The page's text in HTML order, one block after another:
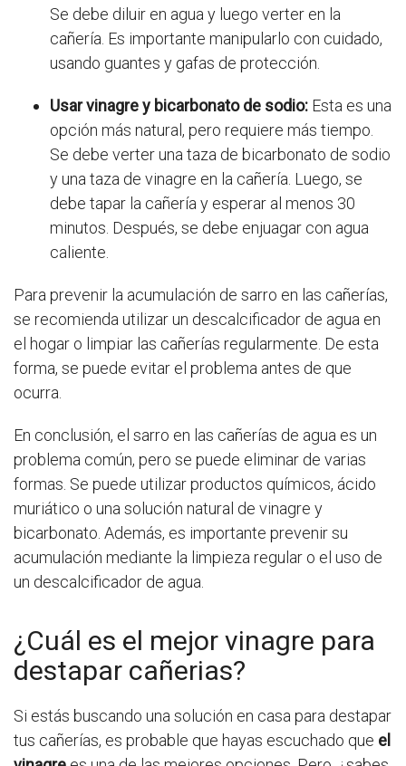
Se debe diluir en agua y luego verter en la
cañería. Es importante manipularlo con cuidado,
usando guantes y gafas de protección.
Usar vinagre y bicarbonato de sodio: Esta es una
opción más natural, pero requiere más tiempo.
Se debe verter una taza de bicarbonato de sodio
y una taza de vinagre en la cañería. Luego, se
debe tapar la cañería y esperar al menos 30
minutos. Después, se debe enjuagar con agua
caliente.
Para prevenir la acumulación de sarro en las cañerías,
se recomienda utilizar un descalcificador de agua en
el hogar o limpiar las cañerías regularmente. De esta
forma, se puede evitar el problema antes de que
ocurra.
En conclusión, el sarro en las cañerías de agua es un
problema común, pero se puede eliminar de varias
formas. Se puede utilizar productos químicos, ácido
muriático o una solución natural de vinagre y
bicarbonato. Además, es importante prevenir su
acumulación mediante la limpieza regular o el uso de
un descalcificador de agua.
¿Cuál es el mejor vinagre para
destapar cañerias?
Si estás buscando una solución en casa para destapar
tus cañerías, es probable que hayas escuchado que el